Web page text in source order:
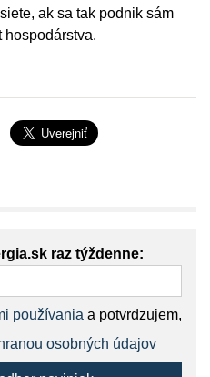
ak sa tak podnik sám
hospodárstva.
raz týždenne:
používania a potvrdzujem,
osobných údajov